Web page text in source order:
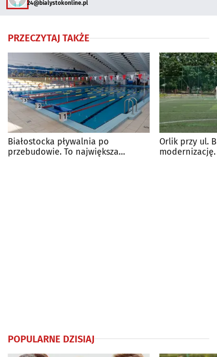
24@bialystokonline.pl
PRZECZYTAJ TAKŻE
Białostocka pływalnia po
przebudowie. To największa
Orlik przy ul.
POPULARNE DZISIAJ